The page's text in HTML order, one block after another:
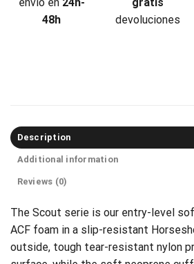
48h
devoluciones
Description
Additional information
Reviews (0)
The Scout serie is our entry-level
ACF foam in a slip-resistant
outside, tough tear-resistant nylon